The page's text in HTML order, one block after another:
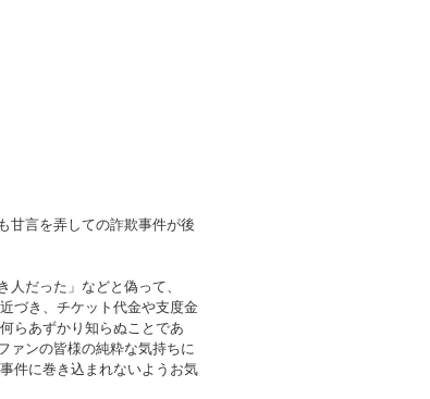
甘言を弄しての詐欺事件が後
だった」などと偽って、
づき、チケット代金や支度金
らあずかり知らぬことであ
ァンの皆様の純粋な気持ちに
件に巻き込まれないようお気